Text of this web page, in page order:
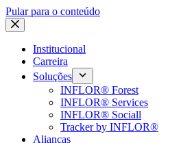
Pular para o conteúdo
Institucional
Carreira
Soluções
INFLOR® Forest
INFLOR® Services
INFLOR® Sociall
Tracker by INFLOR®
Alianças